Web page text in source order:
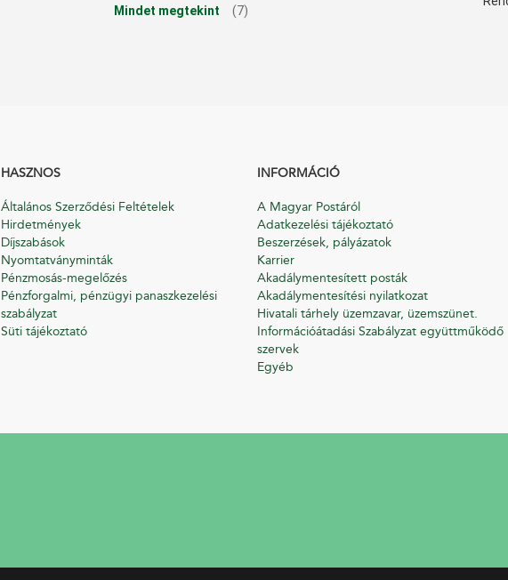
Mindet megtekint (7)
HASZNOS
Általános Szerződési Feltételek
Hirdetmények
Díjszabások
Nyomtatványminták
Pénzmosás-megelőzés
Pénzforgalmi, pénzügyi panaszkezelési
szabályzat
Süti tájékoztató
INFORMÁCIÓ
A Magyar Postáról
Adatkezelési tájékoztató
Beszerzések, pályázatok
Karrier
Akadálymentesített posták
Akadálymentesítési nyilatkozat
Hivatali tárhely üzemzavar, üzemszünet.
Információátadási Szabályzat együttműködő
szervek
Egyéb